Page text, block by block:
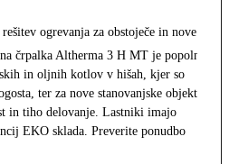
ogrevanja za obstoječe in nove
črpalka Altherma 3 H MT je popolna
in oljnih kotlov v hišah, kjer so
ter za nove stanovanjske objekte.
in tiho delovanje. Lastniki imajo
EKO sklada. Preverite ponudbo